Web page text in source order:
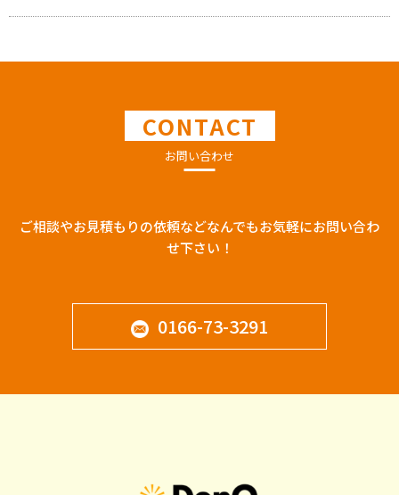
CONTACT
お問い合わせ
ご相談やお見積もりの依頼などなんでもお気軽にお問い合わ
せ下さい！
0166-73-3291